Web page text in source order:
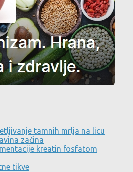
tamnih mrlja na licu
začina
kreatin fosfatom
tikve